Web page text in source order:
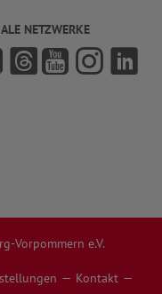
NETZWERKE
Vorpommern e.V.
Kontakt